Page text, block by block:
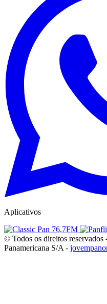
Aplicativos
© Todos os direitos
Panamericana S/A -